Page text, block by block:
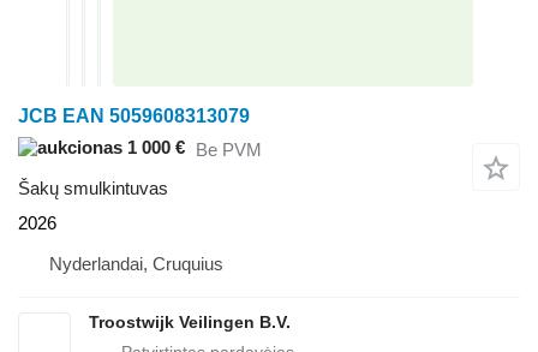
JCB EAN 5059608313079
1 000 € Be PVM
Šakų smulkintuvas
2026
Nyderlandai, Cruquius
Troostwijk Veilingen B.V.